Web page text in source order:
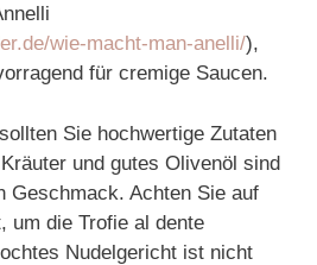
wie-macht-man-anelli/),
für cremige Saucen.
Sie hochwertige Zutaten
und gutes Olivenöl sind
Geschmack. Achten Sie auf
um die Trofie al dente
Nudelgericht ist nicht